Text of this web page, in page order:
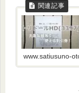
www.satiusuno-